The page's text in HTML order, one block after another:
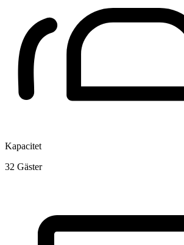
Kapacitet
32 Gäster